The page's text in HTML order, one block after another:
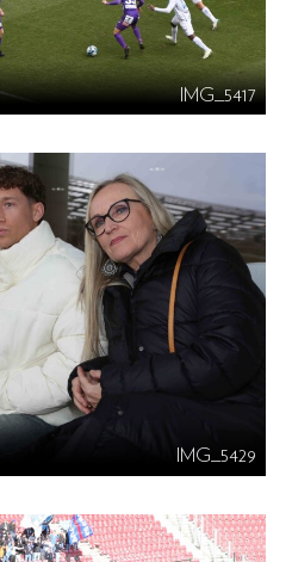
IMG_5417
IMG_5429